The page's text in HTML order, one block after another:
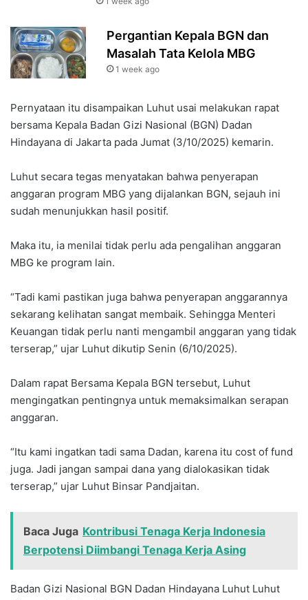
Pergantian Kepala BGN dan
Masalah Tata Kelola MBG
1 week ago
Pernyataan itu disampaikan Luhut usai melakukan rapat
bersama Kepala Badan Gizi Nasional (BGN) Dadan
Hindayana di Jakarta pada Jumat (3/10/2025) kemarin.
Luhut secara tegas menyatakan bahwa penyerapan
anggaran program MBG yang dijalankan BGN, sejauh ini
sudah menunjukkan hasil positif.
Maka itu, ia menilai tidak perlu ada pengalihan anggaran
MBG ke program lain.
“Tadi kami pastikan juga bahwa penyerapan anggarannya
sekarang kelihatan sangat membaik. Sehingga Menteri
Keuangan tidak perlu nanti mengambil anggaran yang tidak
terserap,” ujar Luhut dikutip Senin (6/10/2025).
Dalam rapat Bersama Kepala BGN tersebut, Luhut
mengingatkan pentingnya untuk memaksimalkan serapan
anggaran.
“Itu kami ingatkan tadi sama Dadan, karena itu cost of fund
juga. Jadi jangan sampai dana yang dialokasikan tidak
terserap,” ujar Luhut Binsar Pandjaitan.
Baca Juga Kontribusi Tenaga Kerja Indonesia
Berpotensi Diimbangi Tenaga Kerja Asing
Badan Gizi Nasional BGN Dadan Hindayana Luhut Luhut